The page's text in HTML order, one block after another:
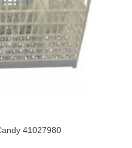
41027980